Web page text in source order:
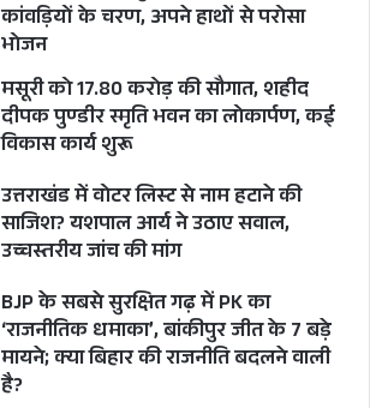
कांवड़ियों के चरण, अपने हाथों से परोसा
भोजन
मसूरी को 17.80 करोड़ की सौगात, शहीद
दीपक पुण्डीर स्मृति भवन का लोकार्पण, कई
विकास कार्य शुरू
उत्तराखंड में वोटर लिस्ट से नाम हटाने की
साजिश? यशपाल आर्य ने उठाए सवाल,
उच्चस्तरीय जांच की मांग
BJP के सबसे सुरक्षित गढ़ में PK का
‘राजनीतिक धमाका’, बांकीपुर जीत के 7 बड़े
मायने; क्या बिहार की राजनीति बदलने वाली
है?